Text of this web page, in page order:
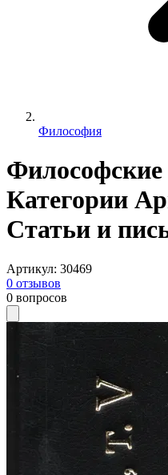
Философия
Категории
Статьи и
Артикул: 30469
0 отзывов
0 вопросов